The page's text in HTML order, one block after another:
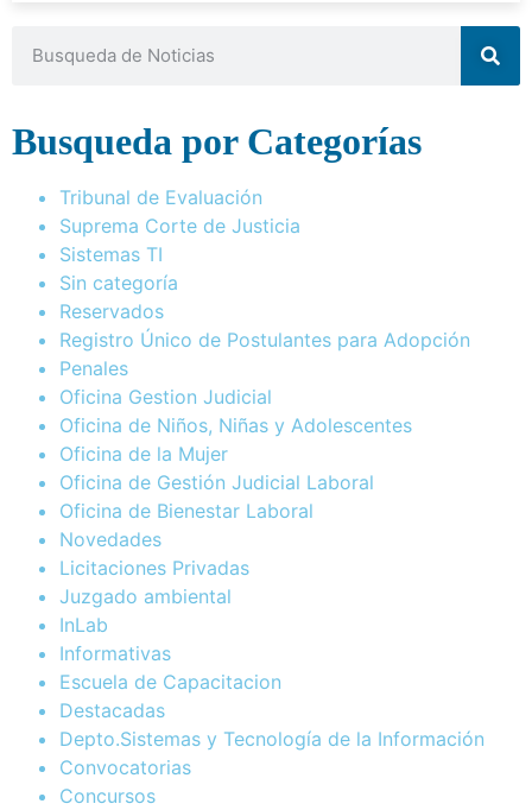
Busqueda por Categorías
Tribunal de Evaluación
Suprema Corte de Justicia
Sistemas TI
Sin categoría
Reservados
Registro Único de Postulantes para Adopción
Penales
Oficina Gestion Judicial
Oficina de Niños, Niñas y Adolescentes
Oficina de la Mujer
Oficina de Gestión Judicial Laboral
Oficina de Bienestar Laboral
Novedades
Licitaciones Privadas
Juzgado ambiental
InLab
Informativas
Escuela de Capacitacion
Destacadas
Depto.Sistemas y Tecnología de la Información
Convocatorias
Concursos